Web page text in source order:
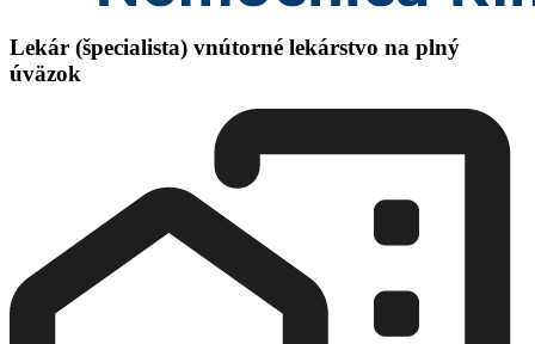
Lekár (špecialista) vnútorné lekárstvo na plný
úväzok